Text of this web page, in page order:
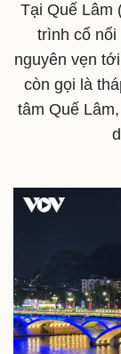
Quan sát
Cuộc sống đó đây
Tại Quế Lâm
trình cổ
nguyên vẹn
còn gọi là
tâm Quế